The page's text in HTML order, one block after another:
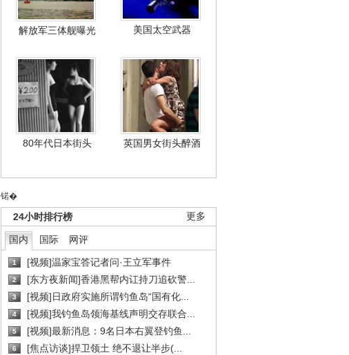
解放军三体舰曝光 美国太空武器
80年代日本街头 英国男女街头醉酒
锘�
更多
24小时排行榜
国内 国际 网评
1 [视频]温家宝答记者问·王立军事件
2 [东方夜新闻]香港黑帮内讧持刀追砍警...
3 [视频]日政府实施所谓钓鱼岛“国有化...
4 [视频]我钓鱼岛领海基线声明交存联合...
5 [视频]最新消息：9名日本右翼登钓鱼...
6 [焦点访谈]捍卫领土 绝不退让半步(...